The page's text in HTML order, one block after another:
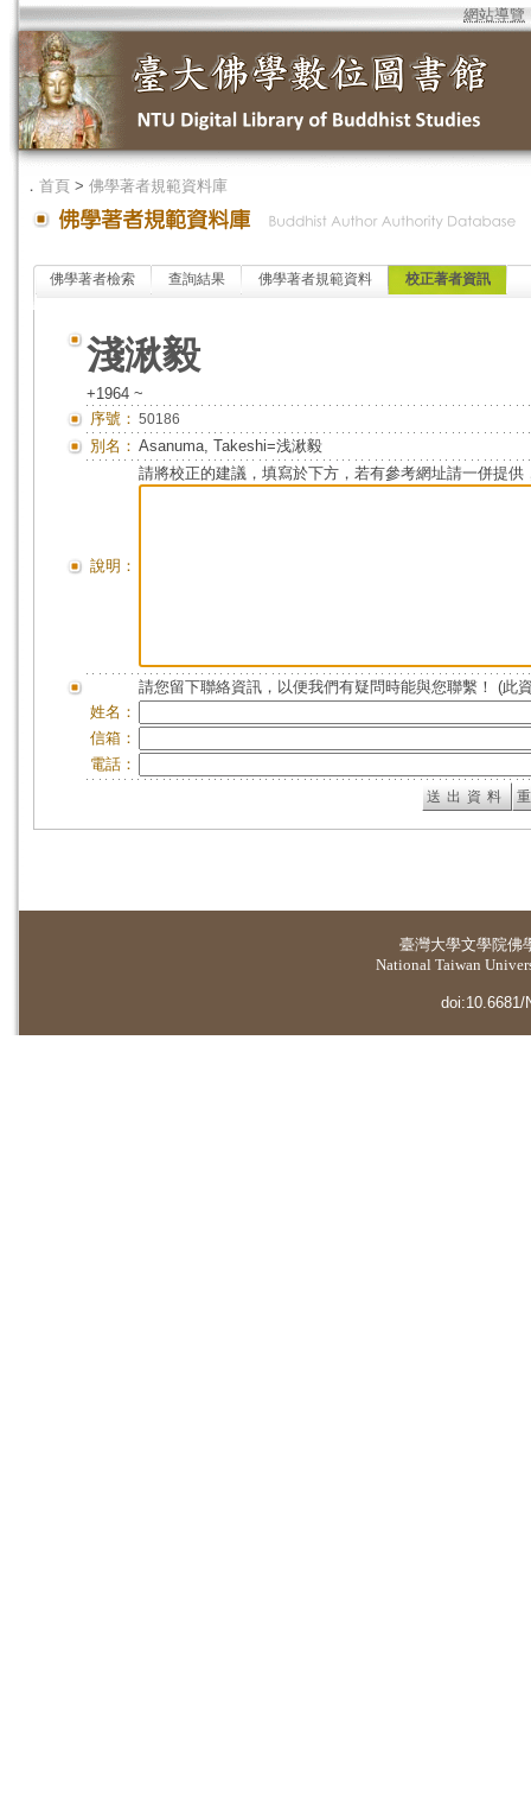
網站導覽
． 首頁 > 佛學著者規範資料庫
佛學著者檢索 查詢結果 佛學著者規範資料 校正著者資訊
淺湫毅
+1964 ~
序號： 50186
別名： Asanuma, Takeshi=浅湫毅
說明：
請將校正的建議，填寫於下方，若有參考網址請一併提供
請您留下聯絡資訊，以便我們有疑問時能與您聯繫！ (此
姓名：
信箱：
電話：
臺灣大學文學院佛
National Taiwan
doi:10.6681/